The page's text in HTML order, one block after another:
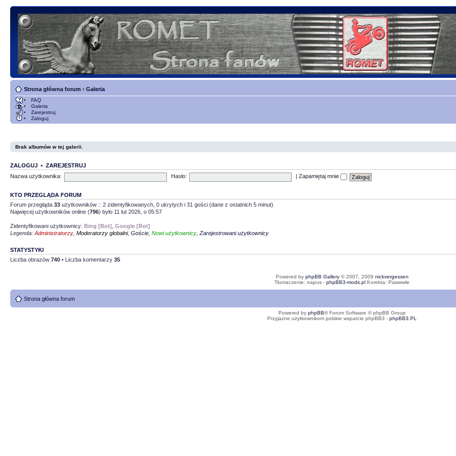
Strona główna forum ‹ Galeria
FAQ
Galeria
Zarejestruj
Zaloguj
Brak albumów w tej galerii.
ZALOGUJ • ZAREJESTRUJ
Nazwa użytkownika:
Hasło: |Zapamiętaj mnie
KTO PRZEGLĄDA FORUM
Forum przegląda 33 użytkowników :: 2 zidentyfikowanych, 0 ukrytych i 31 gości (dane z ostatnich 5 minut)
Najwięcej użytkowników online (796) było 11 lut 2026, o 05:57
Zidentyfikowani użytkownicy: Bing [Bot] Google [Bot]
Legenda: Administratorzy Moderatorzy globalni, Goście Nowi użytkownicy Zarejestrowani użytkownicy
STATYSTYKI
Liczba obrazów 740 • Liczba komentarzy 35
Powered by phpBB Gallery© 2007, 2009 nickvergessen
Tłumaczenie: napus - phpBB3-mods.pl Korekta: Pawwwle
Strona główna forum
Powered by phpBB® Forum Software © phpBB Group
Przyjazne użytkownikom polskie wsparcie phpBB3 - phpBB3.PL